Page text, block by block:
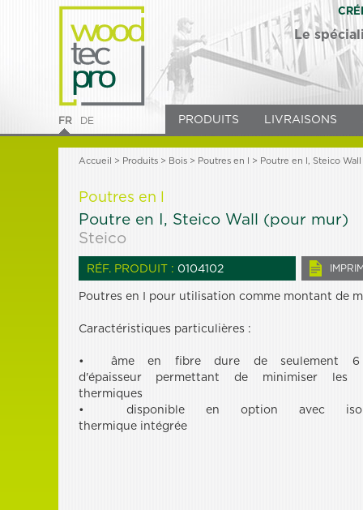
FR DE
Le
PRODUITS LIVRAISONS
Accueil > Produits> Bois > Poutres en l > Poutre en I, Steico
Poutres en l
Poutre en I, Steico Wall (pour mur)
Steico
RÉF. PRODUIT : 0104102
Poutres en I pour utilisation comme montant de
Caractéristiques particulières :
• âme en fibre dure de seulement 6
d'épaisseur permettant de minimiser les
thermiques
• disponible en option avec
thermique intégrée